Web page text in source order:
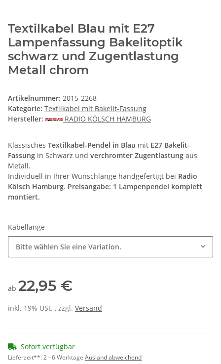
Textilkabel Blau mit E27
Lampenfassung Bakelitoptik
schwarz und Zugentlastung
Metall chrom
Artikelnummer: 2015-2268
Kategorie: Textilkabel mit Bakelit-Fassung
Hersteller:
RADIO KÖLSCH HAMBURG
Klassisches Textilkabel-Pendel in Blau mit E27 Bakelit-
Fassung in Schwarz und verchromter Zugentlastung aus
Metall.
Individuell in Ihrer Wunschlänge handgefertigt bei Radio
Kölsch Hamburg. Preisangabe: 1 Lampenpendel komplett
montiert.
Kabellänge
Bitte wählen Sie eine Variation.
ab 22,95 €
inkl. 19% USt. , zzgl. Versand
Sofort verfügbar
Lieferzeit**:2 - 6 Werktage Ausland abweichend